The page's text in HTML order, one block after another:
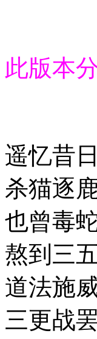
此版本
遥忆昔
杀猫逐
也曾毒
熬到三
道法施
三更战